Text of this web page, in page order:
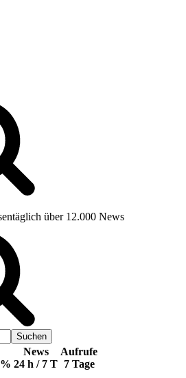
über 12.000 News
%
News
24 h / 7 T
Aufrufe
7 Tage